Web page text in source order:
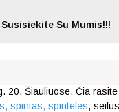
Su Mumis!!!
20, Šiauliuose. Čia
spintas, spinteles,